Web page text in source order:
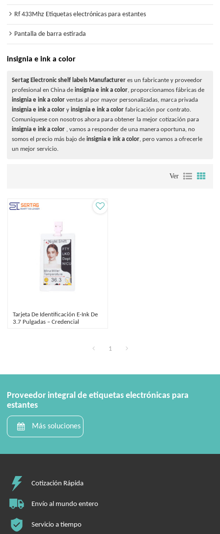
Rf 433Mhz Etiquetas electrónicas para estantes
Pantalla de barra estirada
insignia e ink a color
Sertag Electronic shelf labels Manufacturer es un fabricante y proveedor
profesional en China deinsignia e ink a color, proporcionamos fábricas de
insignia e ink a color ventas al por mayor personalizadas, marca privada
insignia e ink a color yinsignia e ink a color fabricación por contrato.
Comuníquese con nosotros ahora para obtener la mejor cotización para
insignia e ink a color , vamos a responder de una manera oportuna, no
somos el precio más bajo deinsignia e ink a color, pero vamos a ofrecerle
un mejor servicio.
Ver
Tarjeta De Identificación E-Ink De
3.7 Pulgadas – Credencial
1
Proveedor integral de etiquetas electrónicas para
estantes
Más soluciones
Cotización Rápida
Envío al mundo entero
Servicio a tiempo